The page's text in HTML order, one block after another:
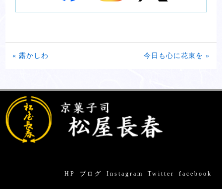
« 露かしわ 今日も心に花束を »
HP ブログ Instagram Twitter facebook